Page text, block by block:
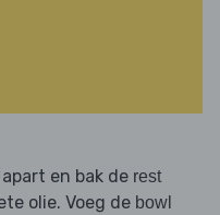
apart en bak de rest
olie. Voeg de bowl